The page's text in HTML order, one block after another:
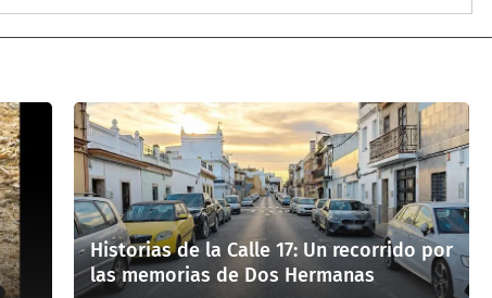
Historias de la Calle 17: Un recorrido por
las memorias de Dos Hermanas